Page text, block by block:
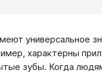
универсальное
характерны
зубы. Когда